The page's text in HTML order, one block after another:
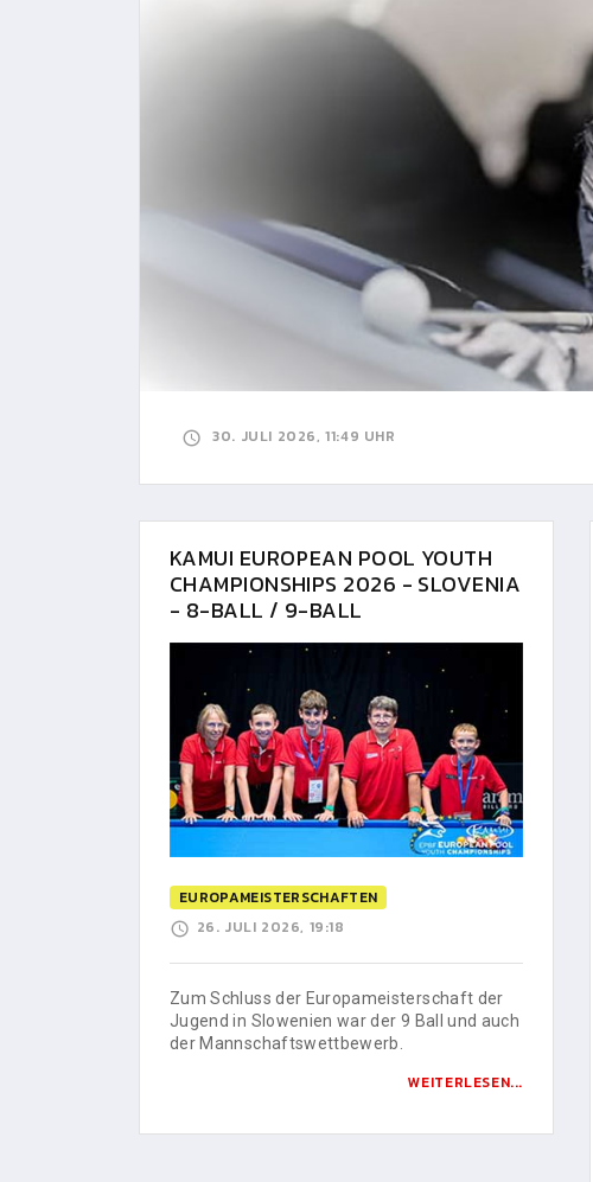
30. JULI 2026, 11:49 UHR
KAMUI EUROPEAN POOL YOUTH
CHAMPIONSHIPS 2026 - SLOVENIA
- 8-BALL / 9-BALL
EUROPAMEISTERSCHAFTEN
26. JULI 2026, 19:18
Zum Schluss der Europameisterschaft der
Jugend in Slowenien war der 9 Ball und auch
der Mannschaftswettbewerb.
WEITERLESEN...